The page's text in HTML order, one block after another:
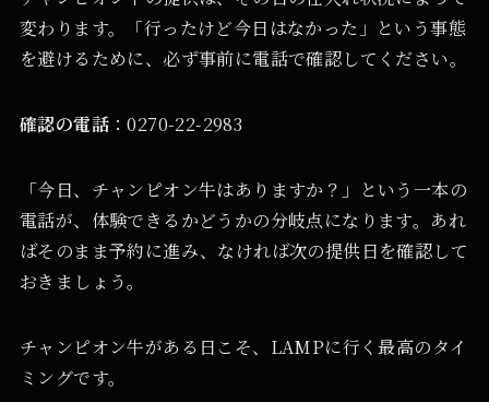
変わります。「行ったけど今日はなかった」という事態
を避けるために、必ず事前に電話で確認してください。
確認の電話：0270-22-2983
「今日、チャンピオン牛はありますか？」という一本の
電話が、体験できるかどうかの分岐点になります。あれ
ばそのまま予約に進み、なければ次の提供日を確認して
おきましょう。
チャンピオン牛がある日こそ、LAMPに行く最高のタイ
ミングです。